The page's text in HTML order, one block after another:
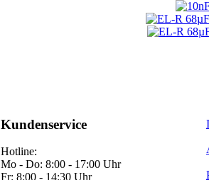
Kundenservice
Hotline:
Mo - Do: 8:00 - 17:00 Uhr
Fr: 8:00 - 14:30 Uhr